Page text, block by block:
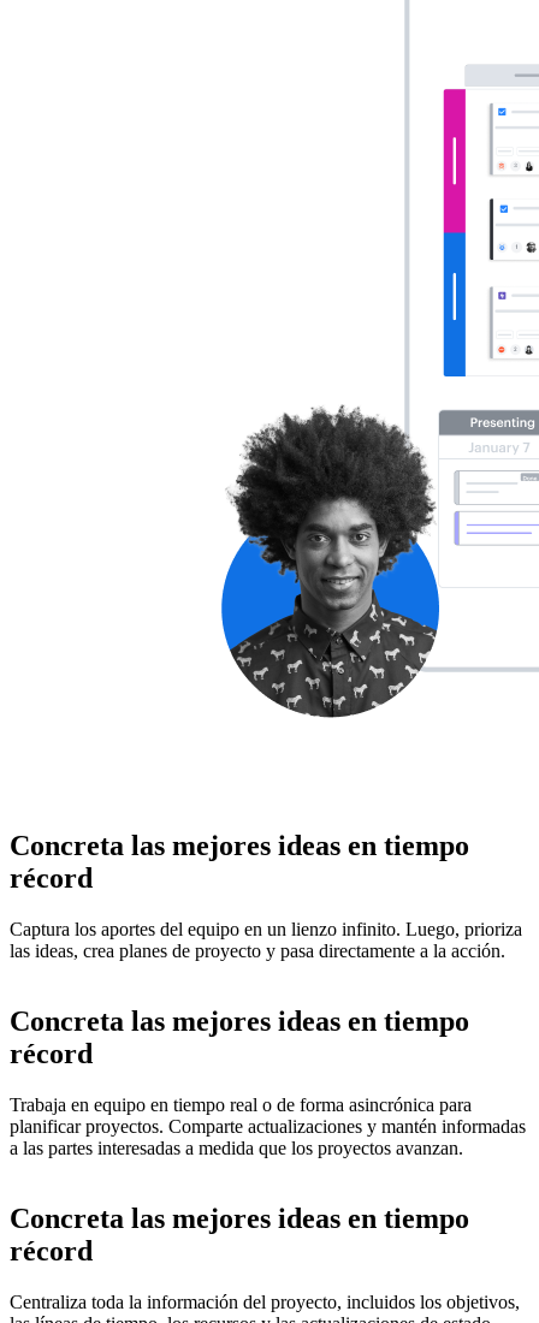
Concreta las mejores ideas en tiempo
récord
Captura los aportes del equipo en un lienzo infinito. Luego, prioriza
las ideas, crea planes de proyecto y pasa directamente a la acción.
Concreta las mejores ideas en tiempo
récord
Trabaja en equipo en tiempo real o de forma asincrónica para
planificar proyectos. Comparte actualizaciones y mantén informadas
a las partes interesadas a medida que los proyectos avanzan.
Concreta las mejores ideas en tiempo
récord
Centraliza toda la información del proyecto, incluidos los objetivos,